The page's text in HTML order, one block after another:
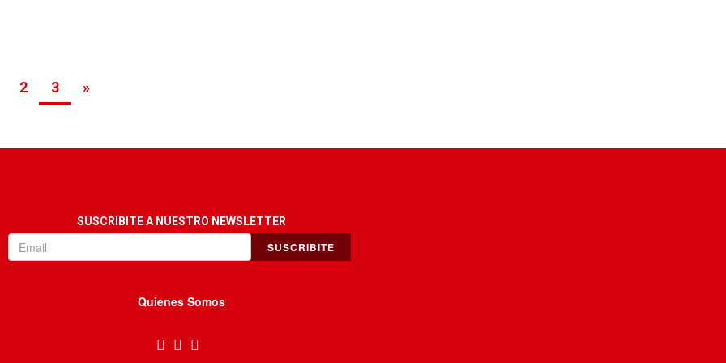
2 3 »
SUSCRIBITE A NUESTRO NEWSLETTER
SUSCRIBITE
Quienes Somos